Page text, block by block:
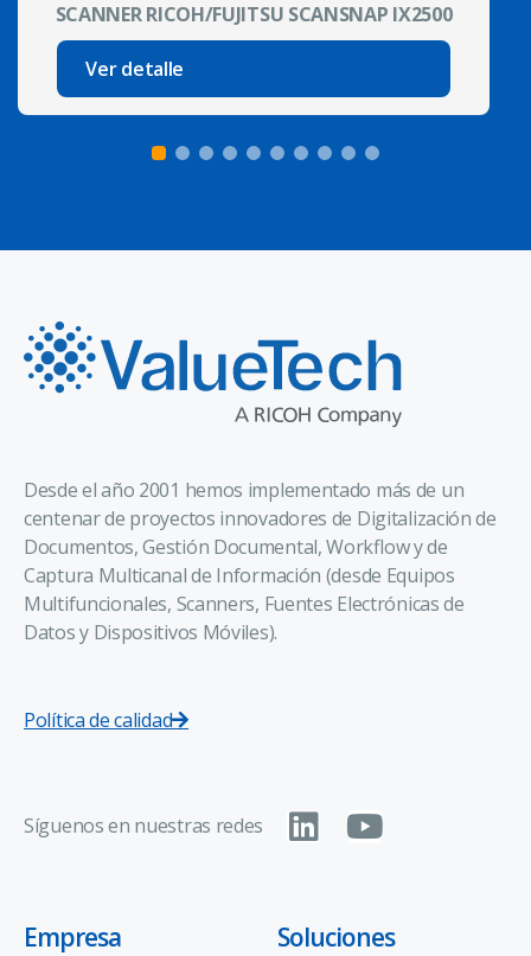
SCANNER RICOH/FUJITSU SCANSNAP IX2500
Ver detalle
Desde el año 2001 hemos implementado más de un
centenar de proyectos innovadores de Digitalización de
Documentos, Gestión Documental, Workflow y de
Captura Multicanal de Información (desde Equipos
Multifuncionales, Scanners, Fuentes Electrónicas de
Datos y Dispositivos Móviles).
Política de calidad
Síguenos en nuestras redes
Empresa Soluciones